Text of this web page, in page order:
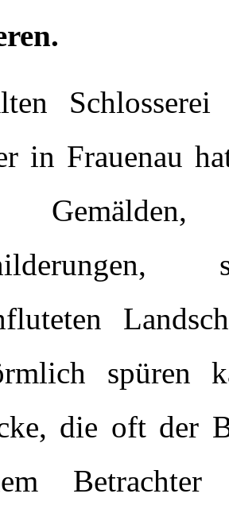
Schlosserei
in Frauenau
spüren
die oft der
Betrachter